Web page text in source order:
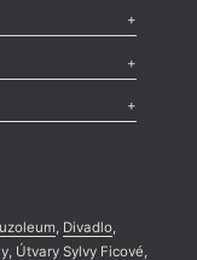
, Divadlo,
, Útvary Sylvy Ficové,